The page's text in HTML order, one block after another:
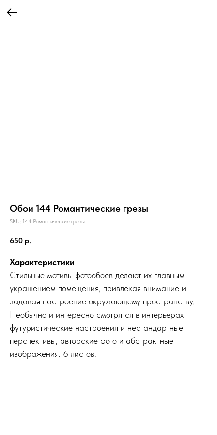
Обои 144 Романтические грезы
SKU: 144 Романтические грезы
650 р.
Характеристики
Стильные мотивы фотообоев делают их главным
украшением помещения, привлекая внимание и
задавая настроение окружающему пространству.
Необычно и интересно смотрятся в интерьерах
футуристические настроения и нестандартные
перспективы, авторские фото и абстрактные
изображения. 6 листов.